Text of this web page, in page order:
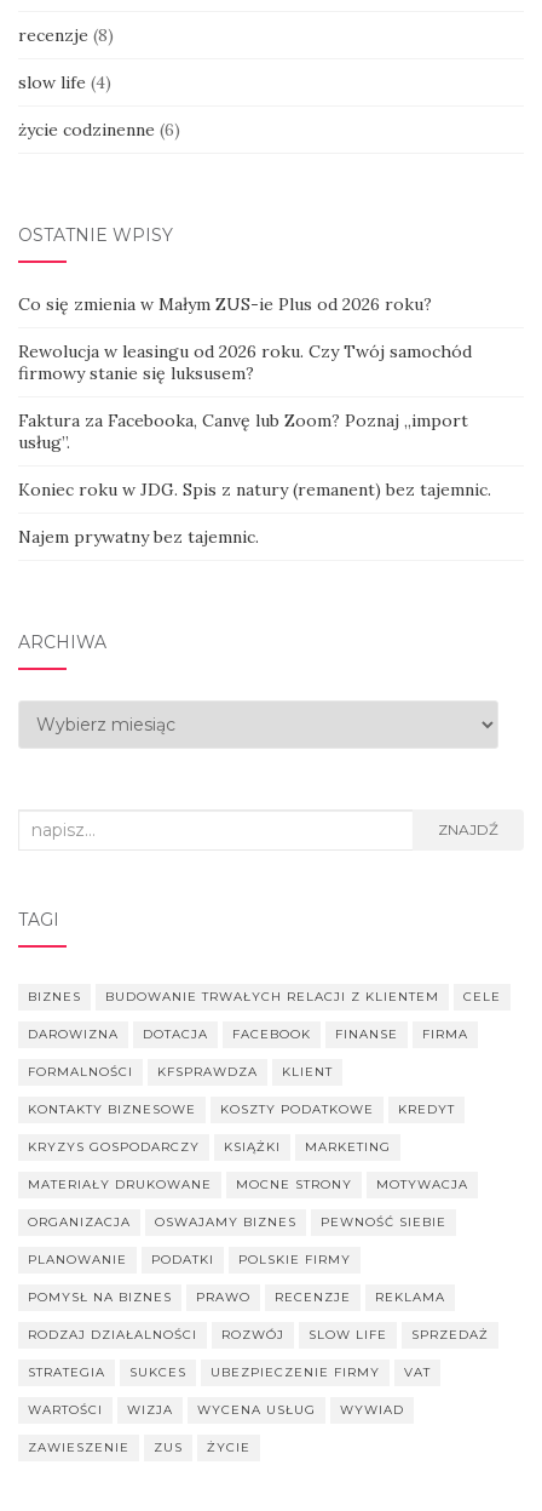
recenzje (8)
slow life (4)
życie codzinenne (6)
OSTATNIE WPISY
Co się zmienia w Małym ZUS-ie Plus od 2026 roku?
Rewolucja w leasingu od 2026 roku. Czy Twój samochód
firmowy stanie się luksusem?
Faktura za Facebooka, Canvę lub Zoom? Poznaj „import
usług”.
Koniec roku w JDG. Spis z natury (remanent) bez tajemnic.
Najem prywatny bez tajemnic.
ARCHIWA
Archiwa
Search
ZNAJDŹ
TAGI
BIZNES BUDOWANIE TRWAŁYCH RELACJI Z KLIENTEM CELE
DAROWIZNA DOTACJA FACEBOOK FINANSE FIRMA
FORMALNOŚCI KFSPRAWDZA KLIENT
KONTAKTY BIZNESOWE KOSZTY PODATKOWE KREDYT
KRYZYS GOSPODARCZY KSIĄŻKI MARKETING
MATERIAŁY DRUKOWANE MOCNE STRONY MOTYWACJA
ORGANIZACJA OSWAJAMY BIZNES PEWNOŚĆ SIEBIE
PLANOWANIE PODATKI POLSKIE FIRMY
POMYSŁ NA BIZNES PRAWO RECENZJE REKLAMA
RODZAJ DZIAŁALNOŚCI ROZWÓJ SLOW LIFE SPRZEDAŻ
STRATEGIA SUKCES UBEZPIECZENIE FIRMY VAT
WARTOŚCI WIZJA WYCENA USŁUG WYWIAD
ZAWIESZENIE ZUS ŻYCIE